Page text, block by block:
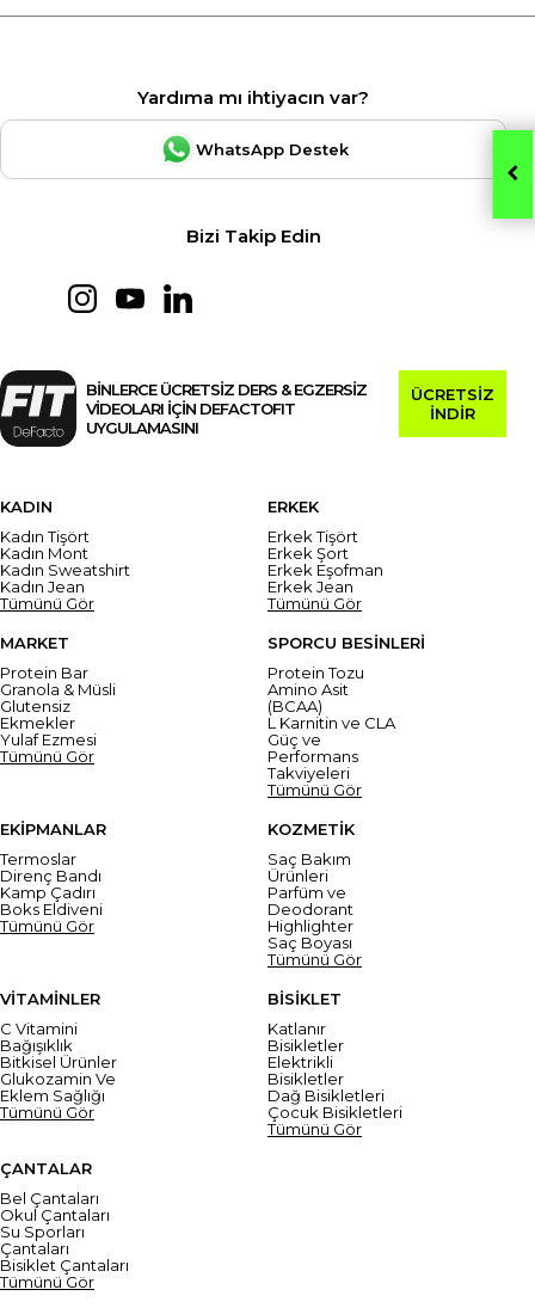
Yardıma mı ihtiyacın var?
WhatsApp Destek
Bizi Takip Edin
BİNLERCE ÜCRETSİZ DERS & EGZERSİZ
VİDEOLARI İÇİN DEFACTOFIT
UYGULAMASINI
ÜCRETSİZ
İNDİR
KADIN
Kadın Tişört
Kadın Mont
Kadın Sweatshirt
Kadın Jean
Tümünü Gör
ERKEK
Erkek Tişört
Erkek Şort
Erkek Eşofman
Erkek Jean
Tümünü Gör
MARKET
Protein Bar
Granola & Müsli
Glutensiz
Ekmekler
Yulaf Ezmesi
Tümünü Gör
SPORCU BESİNLERİ
Protein Tozu
Amino Asit
(BCAA)
L Karnitin ve CLA
Güç ve
Performans
Takviyeleri
Tümünü Gör
EKİPMANLAR
Termoslar
Direnç Bandı
Kamp Çadırı
Boks Eldiveni
Tümünü Gör
KOZMETİK
Saç Bakım
Ürünleri
Parfüm ve
Deodorant
Highlighter
Saç Boyası
Tümünü Gör
VİTAMİNLER
C Vitamini
Bağışıklık
Bitkisel Ürünler
Glukozamin Ve
Eklem Sağlığı
Tümünü Gör
BİSİKLET
Katlanır
Bisikletler
Elektrikli
Bisikletler
Dağ Bisikletleri
Çocuk Bisikletleri
Tümünü Gör
ÇANTALAR
Bel Çantaları
Okul Çantaları
Su Sporları
Çantaları
Bisiklet Çantaları
Tümünü Gör